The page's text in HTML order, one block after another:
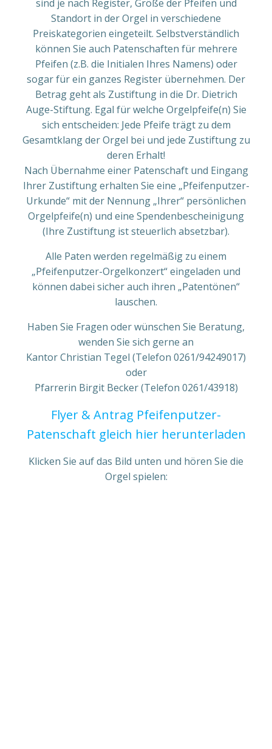
sind je nach Register, Größe der Pfeifen und
Standort in der Orgel in verschiedene
Preiskategorien eingeteilt. Selbstverständlich
können Sie auch Patenschaften für mehrere
Pfeifen (z.B. die Initialen Ihres Namens) oder
sogar für ein ganzes Register übernehmen. Der
Betrag geht als Zustiftung in die Dr. Dietrich
Auge-Stiftung. Egal für welche Orgelpfeife(n) Sie
sich entscheiden: Jede Pfeife trägt zu dem
Gesamtklang der Orgel bei und jede Zustiftung zu
deren Erhalt!
Nach Übernahme einer Patenschaft und Eingang
Ihrer Zustiftung erhalten Sie eine „Pfeifenputzer-
Urkunde“ mit der Nennung „Ihrer“ persönlichen
Orgelpfeife(n) und eine Spendenbescheinigung
(Ihre Zustiftung ist steuerlich absetzbar).
Alle Paten werden regelmäßig zu einem
„Pfeifenputzer-Orgelkonzert“ eingeladen und
können dabei sicher auch ihren „Patentönen“
lauschen.
Haben Sie Fragen oder wünschen Sie Beratung,
wenden Sie sich gerne an
Kantor Christian Tegel (Telefon 0261/94249017)
oder
Pfarrerin Birgit Becker (Telefon 0261/43918)
Flyer & Antrag Pfeifenputzer-
Patenschaft gleich hier herunterladen
Klicken Sie auf das Bild unten und hören Sie die
Orgel spielen: